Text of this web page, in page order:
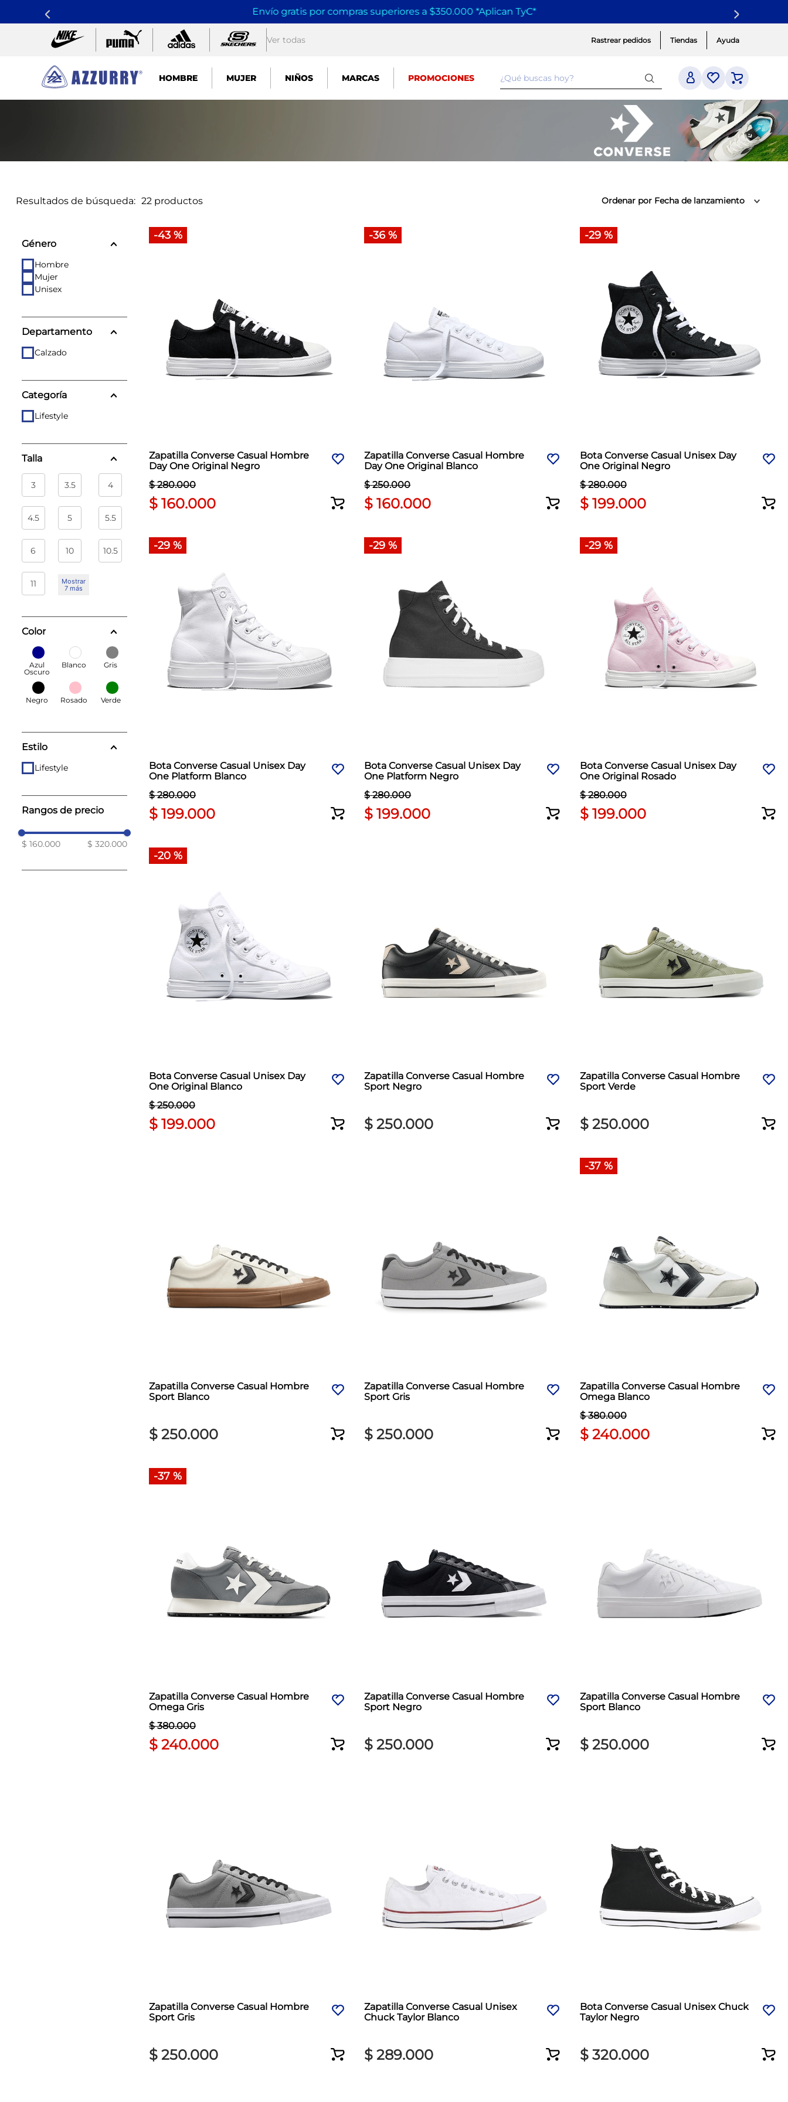
Envío gratis por compras superiores a $350.000 *Aplican TyC*
Ver todas Rastrear pedidos Tiendas Ayuda
HOMBRE MUJER NIÑOS MARCAS PROMOCIONES
Resultados de búsqueda: 22 productos Ordenar por Fecha de lanzamiento
Departamento
Calzado
Categoría
Lifestyle
Color
Azul
Oscuro
Blanco Gris
Negro Rosado Verde
Estilo
Lifestyle
Género
Hombre
Mujer
Unisex
Talla
10 10.5
11
3 3.5 4
4.5 5 5.5
6
Mostrar
7 más
Rangos de precio
$ 160.000 $ 320.000
-43 %
Zapatilla Converse Casual Hombre
Day One Original Negro
$ 280.000
$ 160.000
-36 %
Zapatilla Converse Casual Hombre
Day One Original Blanco
$ 250.000
$ 160.000
-29 %
Bota Converse Casual Unisex Day
One Original Negro
$ 280.000
$ 199.000
-29 %
Bota Converse Casual Unisex Day
One Platform Blanco
$ 280.000
$ 199.000
-29 %
Bota Converse Casual Unisex Day
One Platform Negro
$ 280.000
$ 199.000
-29 %
Bota Converse Casual Unisex Day
One Original Rosado
$ 280.000
$ 199.000
-20 %
Bota Converse Casual Unisex Day
One Original Blanco
$ 250.000
$ 199.000
Zapatilla Converse Casual Hombre
Sport Negro
$ 250.000
Zapatilla Converse Casual Hombre
Sport Verde
$ 250.000
Zapatilla Converse Casual Hombre
Sport Blanco
$ 250.000
Zapatilla Converse Casual Hombre
Sport Gris
$ 250.000
-37 %
Zapatilla Converse Casual Hombre
Omega Blanco
$ 380.000
$ 240.000
-37 %
Zapatilla Converse Casual Hombre
Omega Gris
$ 380.000
$ 240.000
Zapatilla Converse Casual Hombre
Sport Negro
$ 250.000
Zapatilla Converse Casual Hombre
Sport Blanco
$ 250.000
Zapatilla Converse Casual Hombre
Sport Gris
$ 250.000
Zapatilla Converse Casual Unisex
Chuck Taylor Blanco
$ 289.000
Bota Converse Casual Unisex Chuck
Taylor Negro
$ 320.000
tenis mujer
guayos sintéticos